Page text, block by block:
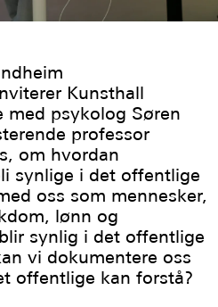
Kunsthall
med psykolog Søren
professor
om hvordan
synlige i det offentlige
oss som mennesker,
lønn og
synlig i det offentlige
vi dokumentere oss
offentlige kan forstå?